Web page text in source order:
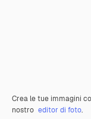
Crea le tue immagini
nostro editor di foto.